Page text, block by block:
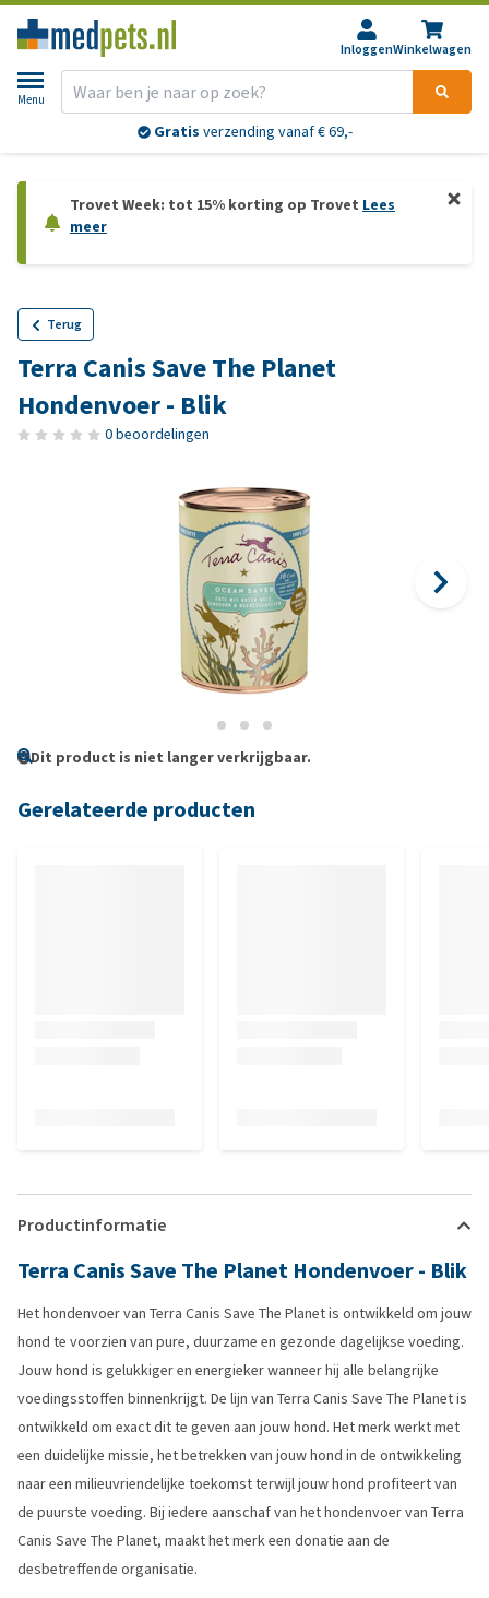
InloggenWinkelwagen
Menu
Gratis verzending vanaf € 69,-
Trovet Week: tot 15% korting op Trovet Lees
meer
Terug
Terra Canis Save The Planet
Hondenvoer - Blik
0 beoordelingen
Dit product is niet langer verkrijgbaar.
Gerelateerde producten
Productinformatie
Terra Canis Save The Planet Hondenvoer - Blik
Het hondenvoer van Terra Canis Save The Planet is ontwikkeld om jouw
hond te voorzien van pure, duurzame en gezonde dagelijkse voeding.
Jouw hond is gelukkiger en energieker wanneer hij alle belangrijke
voedingsstoffen binnenkrijgt. De lijn van Terra Canis Save The Planet is
ontwikkeld om exact dit te geven aan jouw hond. Het merk werkt met
een duidelijke missie, het betrekken van jouw hond in de ontwikkeling
naar een milieuvriendelijke toekomst terwijl jouw hond profiteert van
de puurste voeding. Bij iedere aanschaf van het hondenvoer van Terra
Canis Save The Planet, maakt het merk een donatie aan de
desbetreffende organisatie.